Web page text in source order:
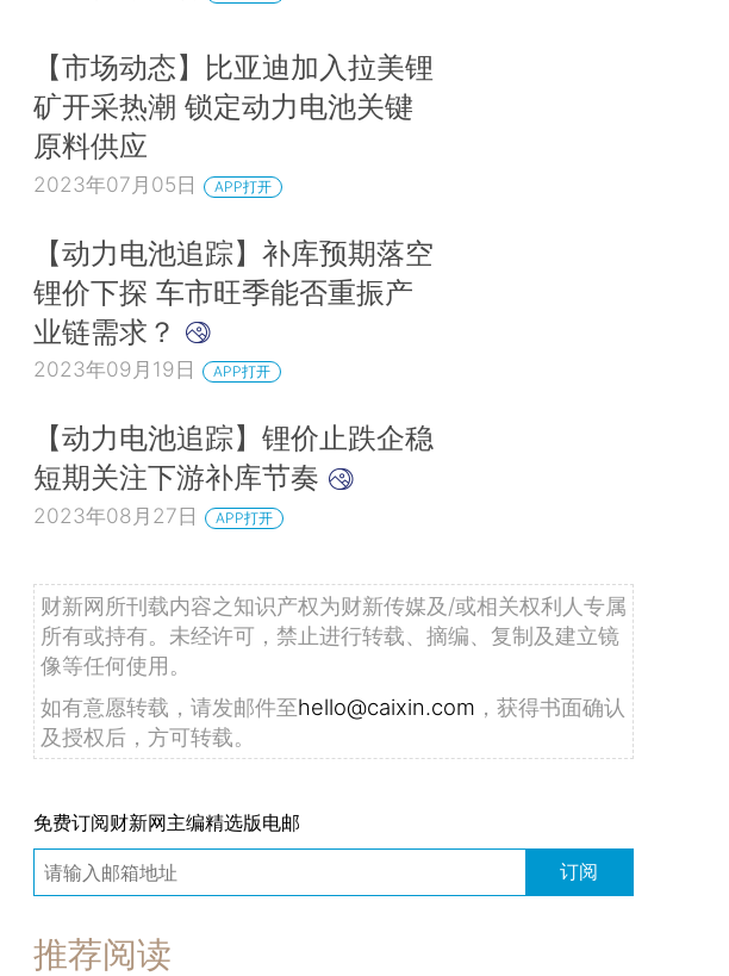
【市场动态】比亚迪加入拉美锂
矿开采热潮 锁定动力电池关键
原料供应
2023年07月05日 APP打开
【动力电池追踪】补库预期落空
锂价下探 车市旺季能否重振产
业链需求？
2023年09月19日 APP打开
【动力电池追踪】锂价止跌企稳
短期关注下游补库节奏
2023年08月27日 APP打开
财新网所刊载内容之知识产权为财新传媒及/或相关权利人专属
所有或持有。未经许可，禁止进行转载、摘编、复制及建立镜
像等任何使用。
如有意愿转载，请发邮件至hello@caixin.com ，获得书面确认
及授权后，方可转载。
免费订阅财新网主编精选版电邮
订阅
推荐阅读